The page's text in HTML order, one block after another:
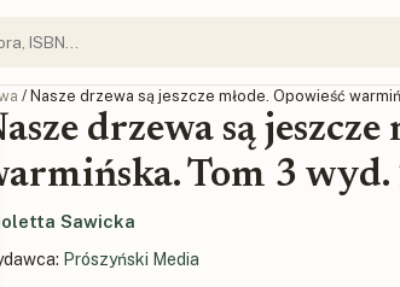
/ Nasze drzewa są jeszcze młode. Opowieść
drzewa są jeszcze
Tom 3
Sawicka
Prószyński Media